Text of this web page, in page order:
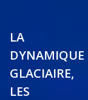
LA
DYNAMIQUE
GLACIAIRE,
LES